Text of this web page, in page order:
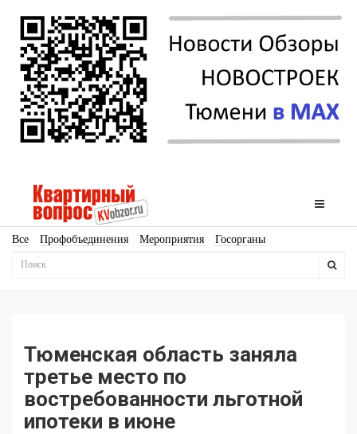
Все Профобъединения Мероприятия Госорганы
Новостройки
Ещё
Тюменская область заняла
третье место по
востребованности льготной
ипотеки в июне